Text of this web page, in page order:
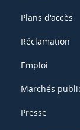
Plans d'accès
Réclamation
Emploi
Marchés
Presse